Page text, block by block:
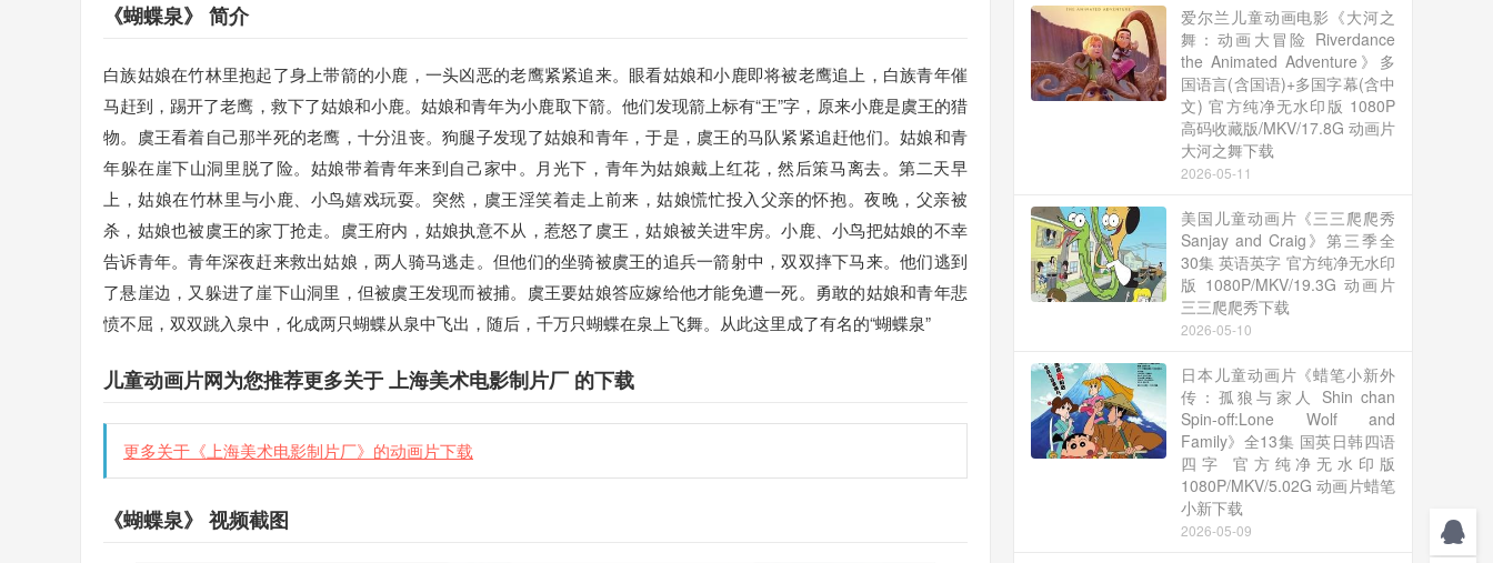
《蝴蝶泉》 简介
白族姑娘在竹林里抱起了身上带箭的小鹿，一头凶恶的老鹰紧紧追来。眼看姑娘和小鹿即将被老鹰追上，白族青年催
马赶到，踢开了老鹰，救下了姑娘和小鹿。姑娘和青年为小鹿取下箭。他们发现箭上标有“王”字，原来小鹿是虞王的猎
物。虞王看着自己那半死的老鹰，十分沮丧。狗腿子发现了姑娘和青年，于是，虞王的马队紧紧追赶他们。姑娘和青
年躲在崖下山洞里脱了险。姑娘带着青年来到自己家中。月光下，青年为姑娘戴上红花，然后策马离去。第二天早
上，姑娘在竹林里与小鹿、小鸟嬉戏玩耍。突然，虞王淫笑着走上前来，姑娘慌忙投入父亲的怀抱。夜晚，父亲被
杀，姑娘也被虞王的家丁抢走。虞王府内，姑娘执意不从，惹怒了虞王，姑娘被关进牢房。小鹿、小鸟把姑娘的不幸
告诉青年。青年深夜赶来救出姑娘，两人骑马逃走。但他们的坐骑被虞王的追兵一箭射中，双双摔下马来。他们逃到
了悬崖边，又躲进了崖下山洞里，但被虞王发现而被捕。虞王要姑娘答应嫁给他才能免遭一死。勇敢的姑娘和青年悲
愤不屈，双双跳入泉中，化成两只蝴蝶从泉中飞出，随后，千万只蝴蝶在泉上飞舞。从此这里成了有名的“蝴蝶泉”
儿童动画片网为您推荐更多关于 上海美术电影制片厂 的下载
更多关于《上海美术电影制片厂》的动画片下载
《蝴蝶泉》 视频截图
爱尔兰儿童动画电影《大河之
舞：动画大冒险 Riverdance
the Animated Adventure》多
国语言(含国语)+多国字幕(含中
文) 官方纯净无水印版 1080P
高码收藏版/MKV/17.8G 动画片
大河之舞下载
2026-05-11
美国儿童动画片《三三爬爬秀
Sanjay and Craig》第三季全
30集 英语英字 官方纯净无水印
版 1080P/MKV/19.3G 动画片
三三爬爬秀下载
2026-05-10
日本儿童动画片《蜡笔小新外
传：孤狼与家人 Shin chan
Spin-off:Lone Wolf and
Family》全13集 国英日韩四语
四字 官方纯净无水印版
1080P/MKV/5.02G 动画片蜡笔
小新下载
2026-05-09